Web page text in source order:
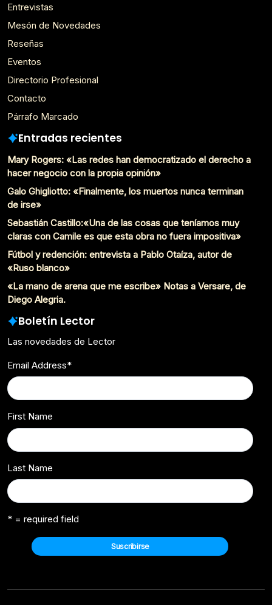
Entrevistas
Mesón de Novedades
Reseñas
Eventos
Directorio Profesional
Contacto
Párrafo Marcado
Entradas recientes
Mary Rogers: «Las redes han democratizado el derecho a
hacer negocio con la propia opinión»
Galo Ghigliotto: «Finalmente, los muertos nunca terminan
de irse»
Sebastián Castillo:«Una de las cosas que teníamos muy
claras con Camile es que esta obra no fuera impositiva»
Fútbol y redención: entrevista a Pablo Otaíza, autor de
«Ruso blanco»
«La mano de arena que me escribe» Notas a Versare, de
Diego Alegria.
Boletín Lector
Las novedades de Lector
Email Address*
First Name
Last Name
* = required field